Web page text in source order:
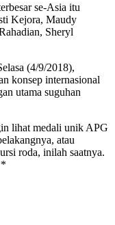
se-Asia itu
Kejora, Maudy
Sheryl
(4/9/2018),
konsep internasional
utama suguhan
lihat medali unik APG
atau
roda, inilah saatnya.